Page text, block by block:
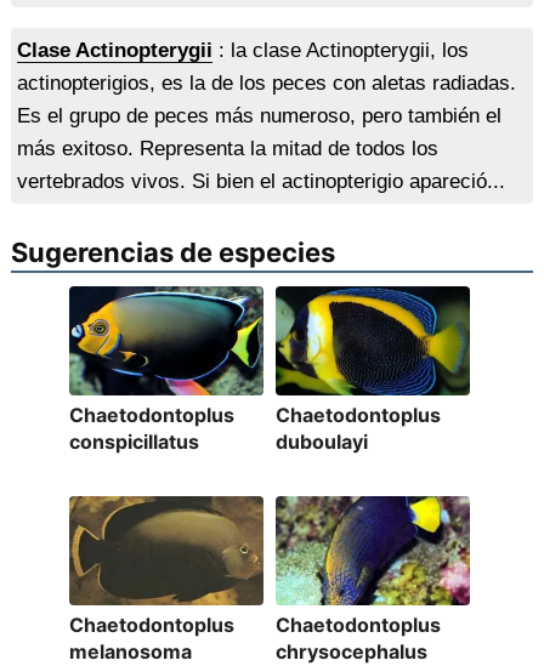
Clase Actinopterygii : la clase Actinopterygii, los
actinopterigios, es la de los peces con aletas radiadas.
Es el grupo de peces más numeroso, pero también el
más exitoso. Representa la mitad de todos los
vertebrados vivos. Si bien el actinopterigio apareció...
Sugerencias de especies
Chaetodontoplus
conspicillatus
Chaetodontoplus
duboulayi
Chaetodontoplus
melanosoma
Chaetodontoplus
chrysocephalus